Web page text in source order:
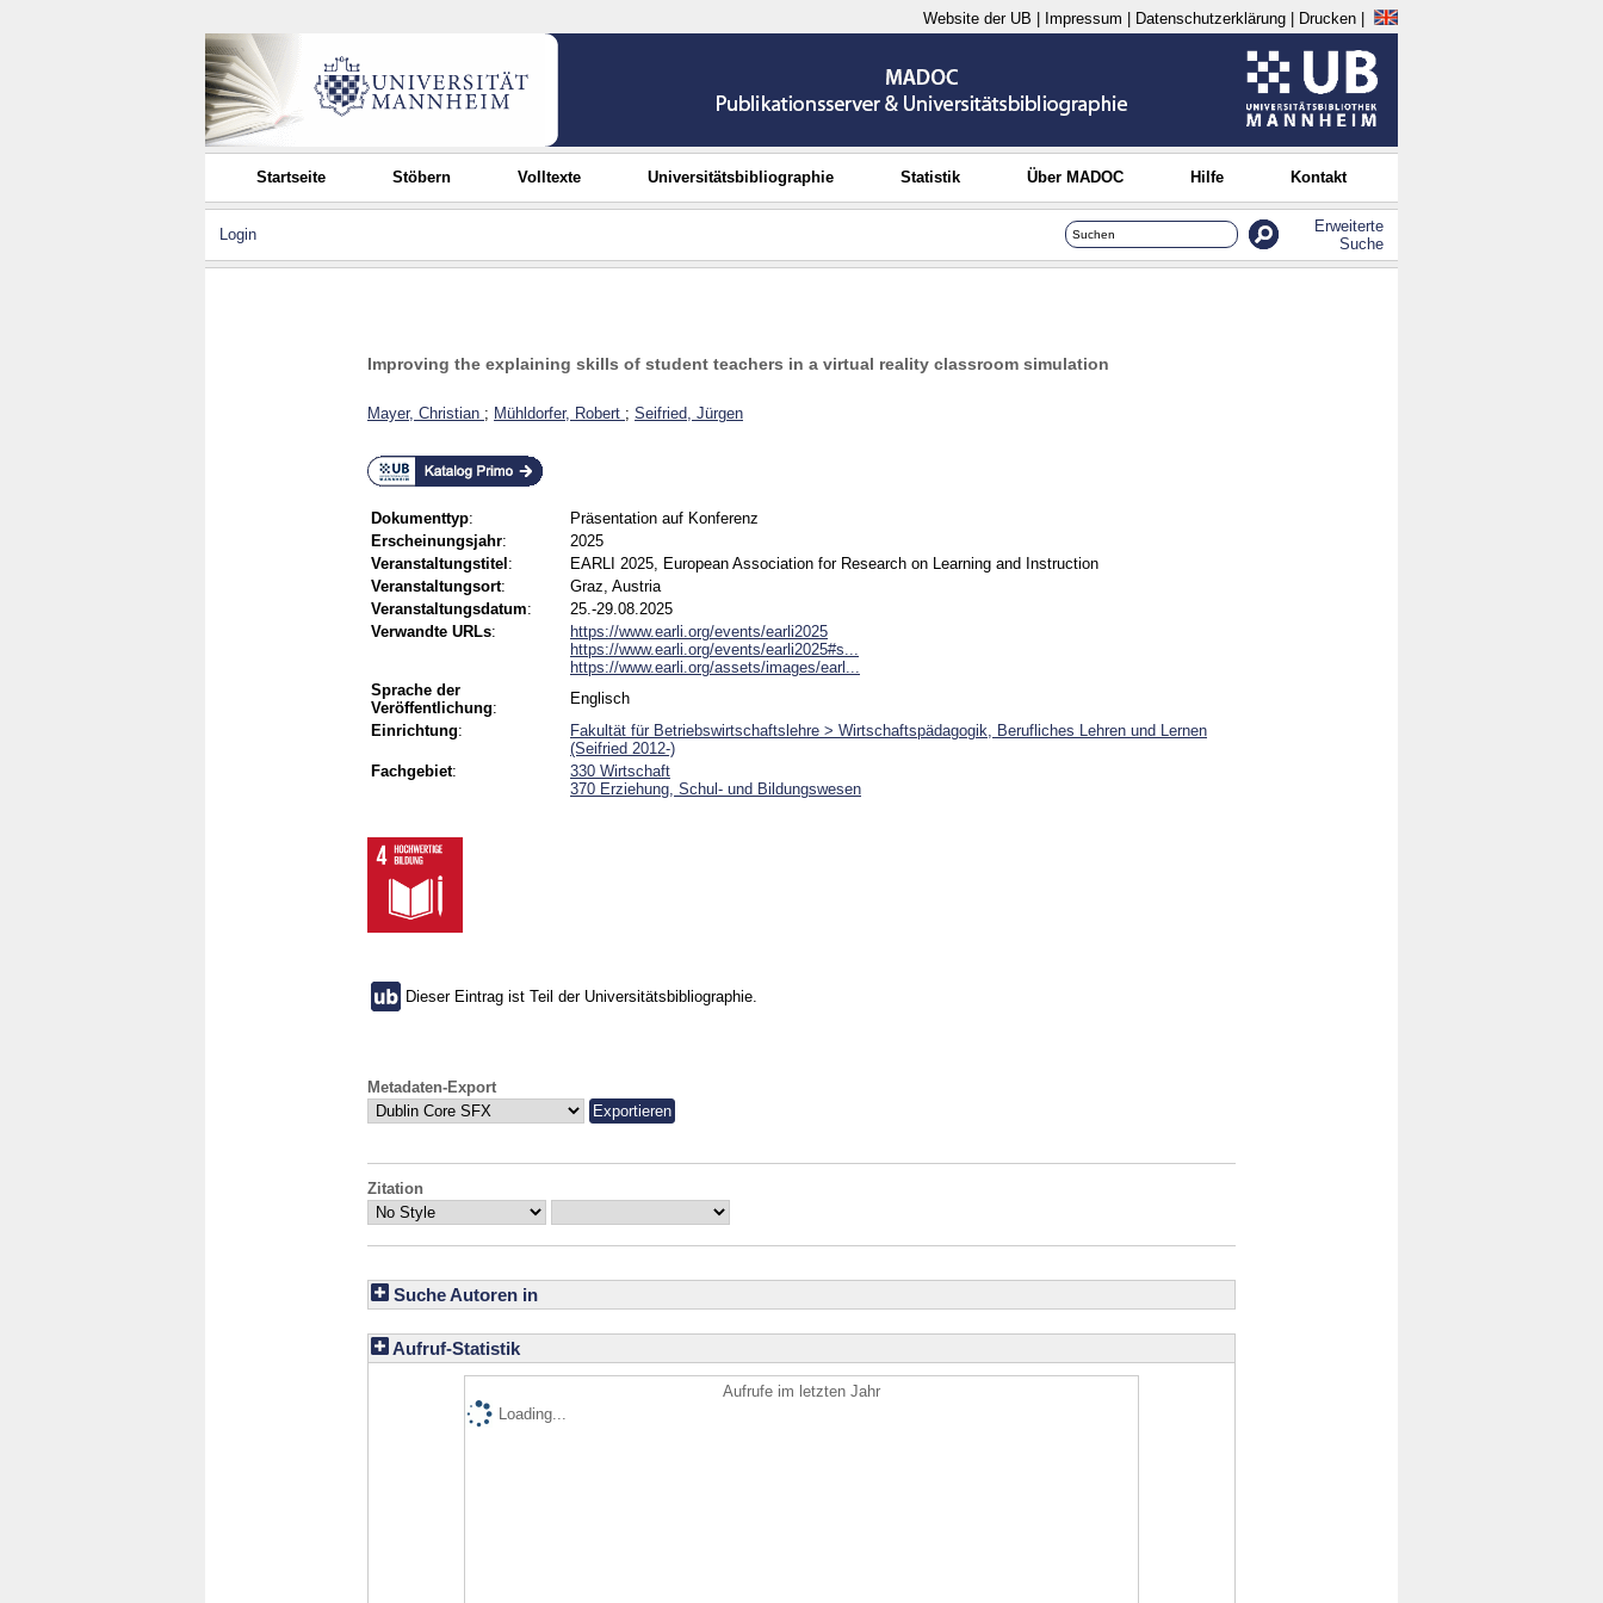
Website der UB Impressum Datenschutzerklärung Drucken
Startseite Stöbern Volltexte Universitätsbibliographie Statistik Über MADOC Hilfe Kontakt
Login
Erweiterte
Suche
Improving the explaining skills of student teachers in a virtual reality classroom simulation
Mayer, Christian ; Mühldorfer, Robert ; Seifried, Jürgen
Dokumenttyp:
Präsentation auf Konferenz
Erscheinungsjahr:
2025
Veranstaltungstitel :
EARLI 2025, European Association for Research on Learning and Instruction
Veranstaltungsort:
Graz, Austria
Veranstaltungsdatum:
25.-29.08.2025
Verwandte URLs:
https://www.earli.org/events/earli2025
https://www.earli.org/events/earli2025#s...
https://www.earli.org/assets/images/earl...
Sprache der
Veröffentlichung:
Englisch
Einrichtung:
Fakultät für Betriebswirtschaftslehre > Wirtschaftspädagogik, Berufliches Lehren und Lernen
(Seifried 2012-)
Fachgebiet:
330 Wirtschaft
370 Erziehung, Schul- und Bildungswesen
Dieser Eintrag ist Teil der Universitätsbibliographie.
Metadaten-Export
Zitation
Suche Autoren in
Aufruf-Statistik
Aufrufe im letzten Jahr
Loading...